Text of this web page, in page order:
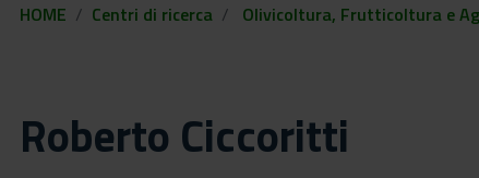
HOME Centri di ricerca Olivicoltura, Frutticoltura e
Roberto Ciccoritti